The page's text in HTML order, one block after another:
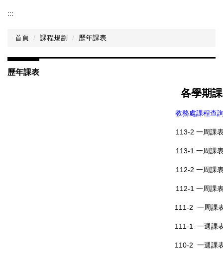
:::
首頁 課程規劃 歷年課表
歷年課表
各學期
教務處課程查
113-2 一周課
113-1 一周課
112-2 一周課
112-1 一周課
111-2 一周課
111-1 一週課
110-2 一週課